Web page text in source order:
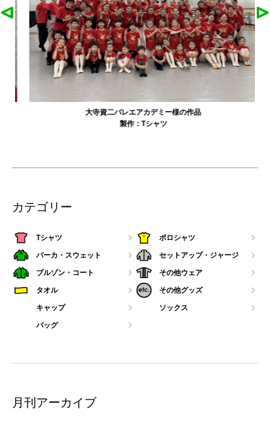
大寺資二バレエアカデミー様の作品
製作：Tシャツ
カテゴリー
Tシャツ ポロシャツ
パーカ・スウェット セットアップ・ジャージ
ブルゾン・コート その他ウェア
タオル その他グッズ
キャップ ソックス
バッグ
月刊アーカイブ